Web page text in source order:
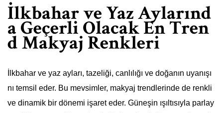
İlkbahar ve Yaz Aylarınd
a Geçerli Olacak En Tren
d Makyaj Renkleri
İlkbahar ve yaz ayları, tazeliği, canlılığı ve doğanın uyanışı
nı temsil eder. Bu mevsimler, makyaj trendlerinde de renkli
ve dinamik bir dönemi işaret eder. Güneşin ışıltısıyla parlay